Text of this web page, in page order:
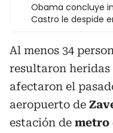
Obama concluye
Castro le despide
Al menos 34
resultaron heridas
afectaron el
aeropuerto de
estación de metro